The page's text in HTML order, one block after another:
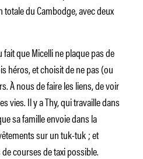
du Cambodge, avec deux
que Micelli ne plaque pas de
héros, et choisit de ne pas (ou
À nous de faire les liens, de voir
vies. Il y a Thy, qui travaille dans
sa famille envoie dans la
sur un tuk-tuk ; et
courses de taxi possible.